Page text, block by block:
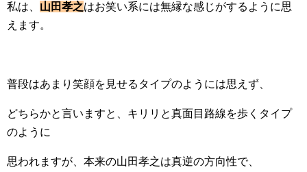
私は、 山田孝之はお笑い系には無縁な感じがするように思
えます。
普段はあまり笑顔を見せるタイプのようには思えず、
どちらかと言いますと、キリリと真面目路線を歩くタイプ
のように
思われますが、本来の山田孝之は真逆の方向性で、